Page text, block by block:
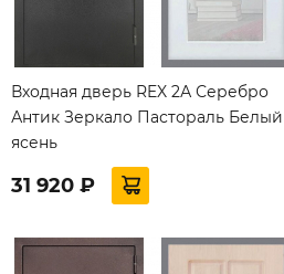
Входная дверь REX 2А Серебро
Антик Зеркало Пастораль Белый
ясень
31 920 ₽